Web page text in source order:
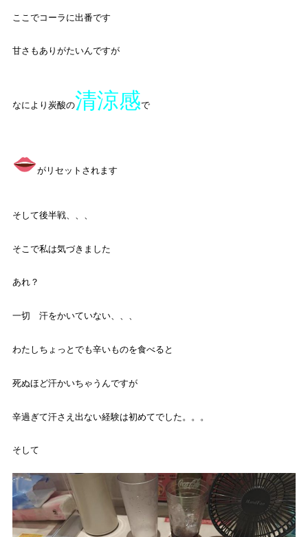
ここでコーラに出番です
甘さもありがたいんですが
なにより炭酸の清涼感で
がリセットされます
そして後半戦、、、
そこで私は気づきました
あれ？
一切 汗をかいていない、、、
わたしちょっとでも辛いものを食べると
死ぬほど汗かいちゃうんですが
辛過ぎて汗さえ出ない経験は初めてでした。。。
そして